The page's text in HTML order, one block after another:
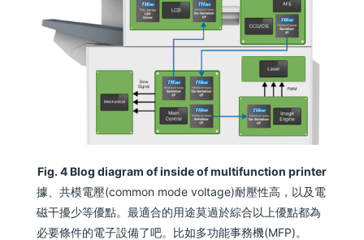
Fig. 4 Blog diagram of inside of multifunction printer
據、共模電壓(common mode voltage)耐壓性高，以及電
磁干擾少等優點。最適合的用途莫過於綜合以上優點都為
必要條件的電子設備了吧。比如多功能事務機(MFP)。